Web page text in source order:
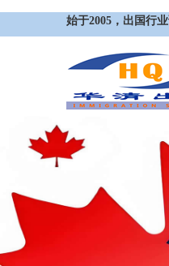
始于2005，出国行